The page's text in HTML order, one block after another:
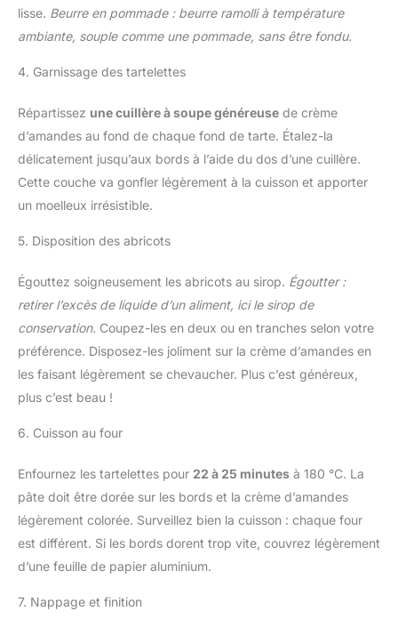
lisse. Beurre en pommade : beurre ramolli à température
ambiante, souple comme une pommade, sans être fondu.
4. Garnissage des tartelettes
Répartissez une cuillère à soupe généreuse de crème
d’amandes au fond de chaque fond de tarte. Étalez-la
délicatement jusqu’aux bords à l’aide du dos d’une cuillère.
Cette couche va gonfler légèrement à la cuisson et apporter
un moelleux irrésistible.
5. Disposition des abricots
Égouttez soigneusement les abricots au sirop. Égoutter :
retirer l’excès de liquide d’un aliment, ici le sirop de
conservation. Coupez-les en deux ou en tranches selon votre
préférence. Disposez-les joliment sur la crème d’amandes en
les faisant légèrement se chevaucher. Plus c’est généreux,
plus c’est beau !
6. Cuisson au four
Enfournez les tartelettes pour 22 à 25 minutes à 180 °C. La
pâte doit être dorée sur les bords et la crème d’amandes
légèrement colorée. Surveillez bien la cuisson : chaque four
est différent. Si les bords dorent trop vite, couvrez légèrement
d’une feuille de papier aluminium.
7. Nappage et finition